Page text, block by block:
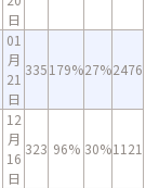
日
01
月
21
日
335179%27%2476
12
月
16
日
323 96% 30%1121